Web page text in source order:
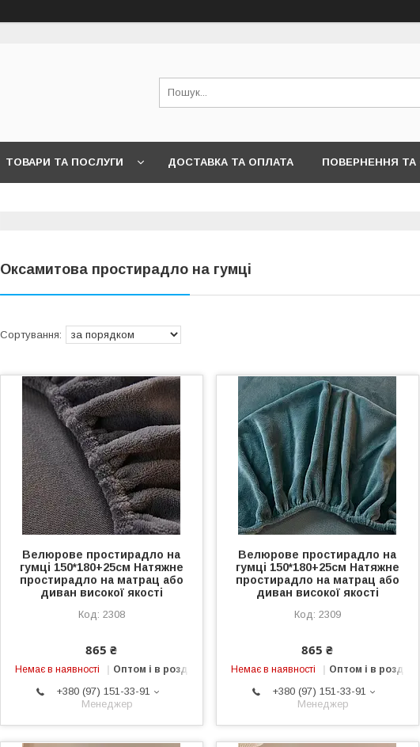
ТОВАРИ ТА ПОСЛУГИ ДОСТАВКА ТА ОПЛАТА ПОВЕРНЕННЯ ТА
Оксамитова простирадло на гумці
Велюрове простирадло на
гумці 150*180+25см Натяжне
простирадло на матрац або
диван високої якості
2308
865 ₴
Немає в наявності Оптом і в роздріб
+380 (97) 151-33-91
Менеджер
Велюрове простирадло на
гумці 150*180+25см Натяжне
простирадло на матрац або
диван високої якості
2309
865 ₴
Немає в наявності Оптом і в роздріб
+380 (97) 151-33-91
Менеджер